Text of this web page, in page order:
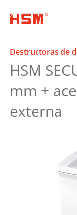
Destructoras de
HSM
mm +
externa